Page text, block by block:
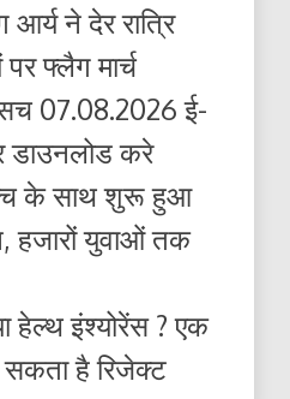
ने देर रात्रि
पर फ्लैग मार्च
07.08.2026 ई-
डाउनलोड करे
के साथ शुरू हुआ
हजारों युवाओं तक
हेल्थ इंश्योरेंस ? एक
है रिजेक्ट